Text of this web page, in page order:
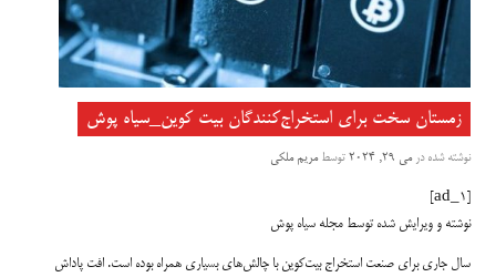
زمستان سخت برای استخراج‌کنندگان بیت کوین_سیاه پوش
نوشته شده درمی 29, 2024 توسطمریم ملکی
نوشته و ویرایش شده توسط مجله سیاه پوش
سال جاری برای صنعت استخراج بیت‌کوین با چالش‌های بسیاری همراه بوده است. افت پاداش